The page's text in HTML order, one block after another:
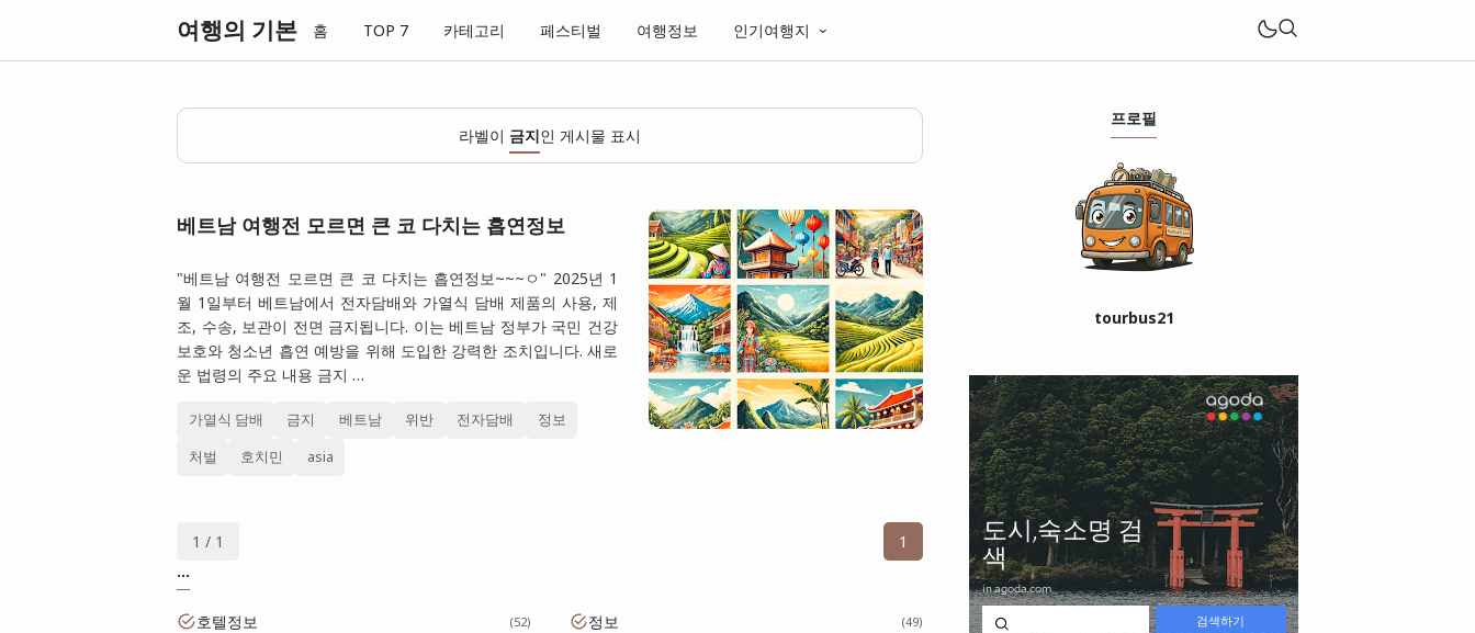
여행의 기본 홈 TOP 7 카테고리 페스티벌 여행정보 인기여행지
라벨이 금지인 게시물 표시
베트남 여행전 모르면 큰 코 다치는 흡연정보
"베트남 여행전 모르면 큰 코 다치는 흡연정보~~~ㅇ" 2025년 1
월 1일부터 베트남에서 전자담배와 가열식 담배 제품의 사용, 제
조, 수송, 보관이 전면 금지됩니다. 이는 베트남 정부가 국민 건강
보호와 청소년 흡연 예방을 위해 도입한 강력한 조치입니다. 새로
운 법령의 주요 내용 금지 …
가열식 담배 금지 베트남 위반 전자담배 정보
처벌 호치민 asia
1 / 1
1
...
호텔정보 52 정보 49
프로필
tourbus21